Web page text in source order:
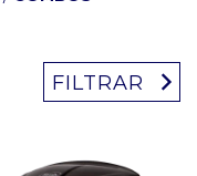
FILTRAR